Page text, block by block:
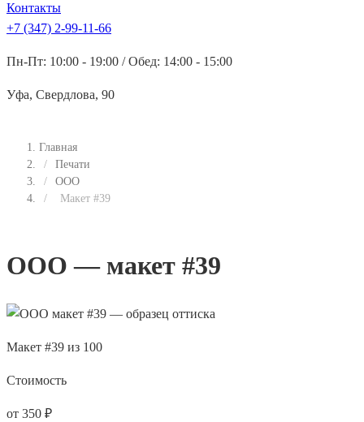
Контакты
+7 (347) 2-99-11-66
Пн-Пт: 10:00 - 19:00 / Обед: 14:00 - 15:00
Уфа, Свердлова, 90
Главная
/
Печати
/
ООО
/
Макет #39
ООО — макет #39
Макет #39 из 100
Стоимость
от 350 ₽